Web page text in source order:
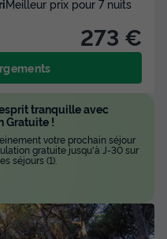
Meilleur prix pour 7 nuits
273 €
tranquille avec
Gratuite !
votre prochain séjour
gratuite jusqu'à J-30 sur
séjours (1).